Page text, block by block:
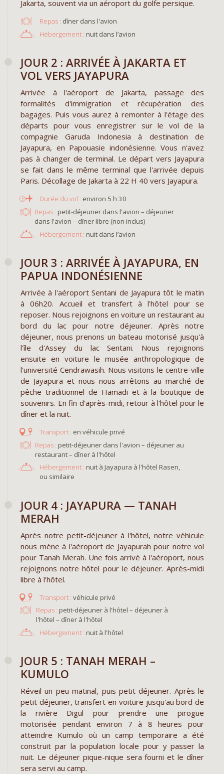
Jakarta, souvent via un aéroport du golfe persique.
Repas : dîner dans l'avion
Hébergement : nuit dans l’avion
​JOUR 2 : ARRIVÉE À JAKARTA ET
VOL VERS JAYAPURA
Arrivée à l'aéroport de Jakarta, passage des
formalités d'immigration et récupération des
bagages. Puis vous aurez à remonter à l'étage des
départs pour vous enregistrer sur le vol de la
compagnie Garuda Indonesia à destination de
Jayapura, en Papouasie indonésienne. Vous n'avez
pas à changer de terminal. Le départ vers Jayapura
se fait dans le même terminal que l'arrivée depuis
Paris. Décollage de Jakarta à 22 H 40 vers Jayapura.
environ 5 h 30
Repas : petit-déjeuner dans l'avion – déjeuner
dans l'avion – dîner libre (non inclus)
Hébergement : nuit dans l’avion
JOUR 3 : ARRIVÉE À JAYAPURA, EN
PAPUA INDONÉSIENNE​
Arrivée à l'aéroport Sentani de Jayapura tôt le matin
à 06h20. Accueil et transfert à l'hôtel pour se
reposer. Nous rejoignons en voiture un restaurant au
bord du lac pour notre déjeuner. Après notre
déjeuner, nous prenons un bateau motorisé jusqu'à
l'île d'Assey du lac Sentani. Nous rejoignons
ensuite en voiture le musée anthropologique de
l'université Cendrawasih. Nous visitons le centre-ville
de Jayapura et nous nous arrêtons au marché de
pêche traditionnel de Hamadi et à la boutique de
souvenirs. En fin d'après-midi, retour à l'hôtel pour le
dîner et la nuit.
en véhicule privé
Repas : petit-déjeuner dans l'avion – déjeuner au
restaurant – dîner à l'hôtel
Hébergement : nuit à Jayapura à l'hôtel Rasen,
ou similaire
JOUR 4 : JAYAPURA — TANAH
MERAH
Après notre petit-déjeuner à l'hôtel, notre véhicule
nous mène à l'aéroport de Jayapurah pour notre vol
pour Tanah Merah. Une fois arrivé à l'aéroport, nous
rejoignons notre hôtel pour le déjeuner. Après-midi
libre à l'hôtel.
véhicule privé
Repas : petit-déjeuner à l'hôtel – déjeuner à
l'hôtel – dîner à l'hôtel
Hébergement : nuit à l'hôtel
JOUR 5 : TANAH MERAH –
KUMULO
Réveil un peu matinal, puis petit déjeuner. Après le
petit déjeuner, transfert en voiture jusqu'au bord de
la rivière Digul pour prendre une pirogue
motorisée pendant environ 7 à 8 heures pour
atteindre Kumulo où un camp temporaire a été
construit par la population locale pour y passer la
nuit. Le déjeuner pique-nique sera fourni et le dîner
sera servi au camp.